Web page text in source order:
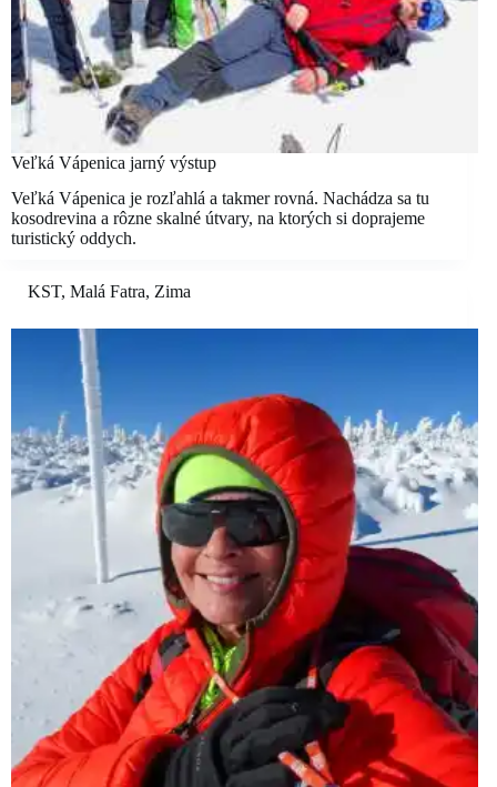
Veľká Vápenica jarný výstup
Veľká Vápenica je rozľahlá a takmer rovná. Nachádza sa tu
kosodrevina a rôzne skalné útvary, na ktorých si doprajeme
turistický oddych.
KST, Malá Fatra, Zima